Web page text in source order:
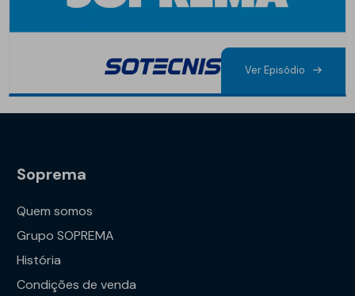
Ver Episódio
Soprema
Quem somos
Grupo SOPREMA
História
Condições de venda